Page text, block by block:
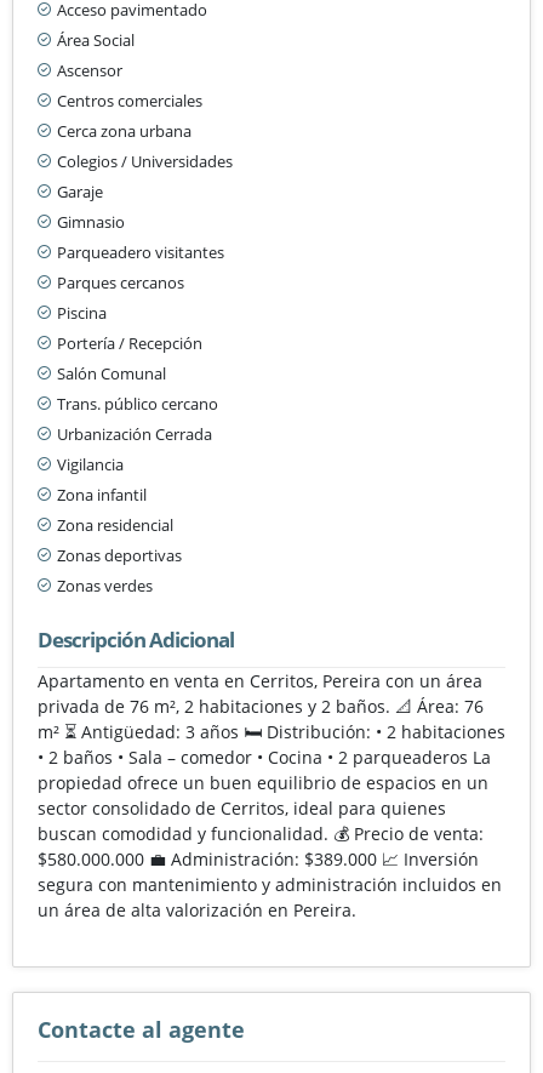
Acceso pavimentado
Área Social
Ascensor
Centros comerciales
Cerca zona urbana
Colegios / Universidades
Garaje
Gimnasio
Parqueadero visitantes
Parques cercanos
Piscina
Portería / Recepción
Salón Comunal
Trans. público cercano
Urbanización Cerrada
Vigilancia
Zona infantil
Zona residencial
Zonas deportivas
Zonas verdes
Descripción Adicional
Apartamento en venta en Cerritos, Pereira con un área
privada de 76 m², 2 habitaciones y 2 baños. 📐 Área: 76
m² ⏳ Antigüedad: 3 años 🛏️ Distribución: • 2 habitaciones
• 2 baños • Sala – comedor • Cocina • 2 parqueaderos La
propiedad ofrece un buen equilibrio de espacios en un
sector consolidado de Cerritos, ideal para quienes
buscan comodidad y funcionalidad. 💰 Precio de venta:
$580.000.000 💼 Administración: $389.000 📈 Inversión
segura con mantenimiento y administración incluidos en
un área de alta valorización en Pereira.
Contacte al agente